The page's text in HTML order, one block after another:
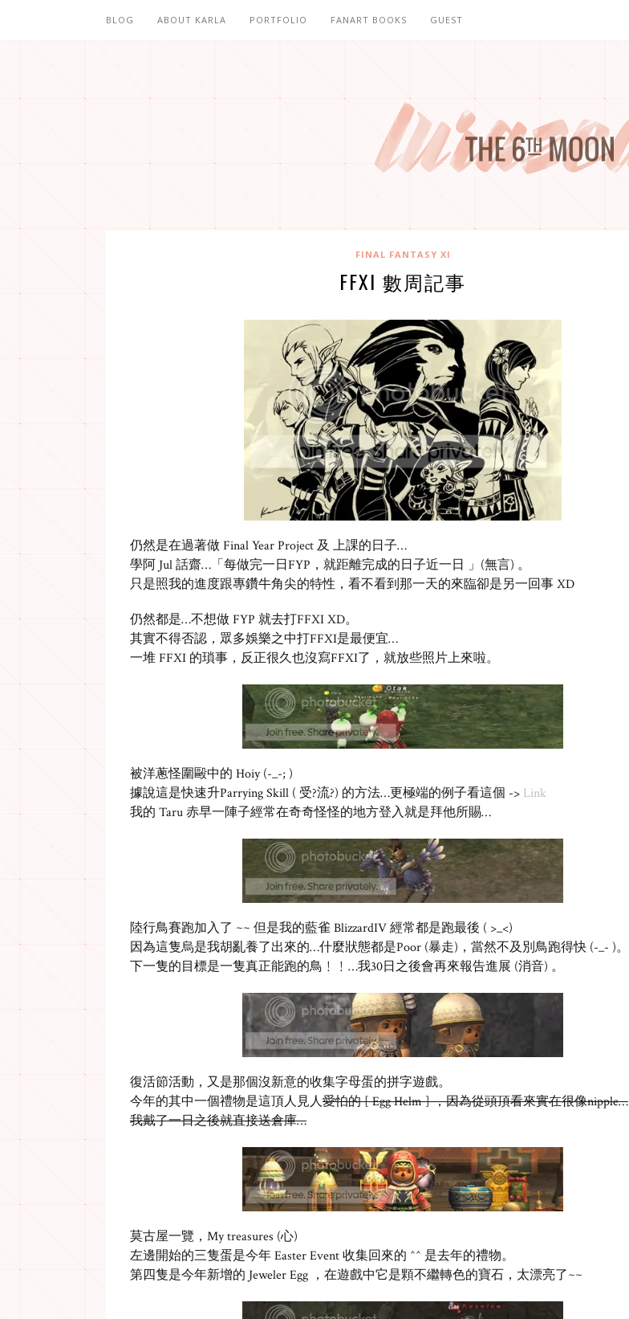
BLOG ABOUT KARLA PORTFOLIO FANART BOOKS GUEST
FINAL FANTASY XI
FFXI 數周記事
仍然是在過著做 Final Year Project 及 上課的日子…
學阿 Jul 話齋…「每做完一日FYP，就距離完成的日子近一日 」(無言) 。
只是照我的進度跟專鑽牛角尖的特性，看不看到那一天的來臨卻是另一回事 XD
仍然都是…不想做 FYP 就去打FFXI XD。
其實不得否認，眾多娛樂之中打FFXI是最便宜…
一堆 FFXI 的瑣事，反正很久也沒寫FFXI了，就放些照片上來啦。
被洋蔥怪圍毆中的 Hoiy (-_-; )
據說這是快速升Parrying Skill ( 受?流?) 的方法…更極端的例子看這個 -> Link
我的 Taru 赤早一陣子經常在奇奇怪怪的地方登入就是拜他所賜…
陸行鳥賽跑加入了 ~~ 但是我的藍雀 BlizzardIV 經常都是跑最後 ( >_<)
因為這隻烏是我胡亂養了出來的…什麼狀態都是Poor (暴走)，當然不及別鳥跑得快 (-_- )。
下一隻的目標是一隻真正能跑的鳥﹗﹗…我30日之後會再來報告進展 (消音) 。
復活節活動，又是那個沒新意的收集字母蛋的拼字遊戲。
今年的其中一個禮物是這頂人見人愛怕的 [ Egg Helm ] ，因為從頭頂看來實在很像nipple…
我戴了一日之後就直接送倉庫…
莫古屋一覽，My treasures (心)
左邊開始的三隻蛋是今年 Easter Event 收集回來的 ^^ 是去年的禮物。
第四隻是今年新增的 Jeweler Egg ，在遊戲中它是顆不繼轉色的寶石，太漂亮了~~